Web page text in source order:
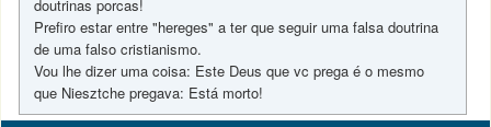
doutrinas porcas!
Prefiro estar entre "hereges" a ter que seguir uma falsa doutrina
de uma falso cristianismo.
Vou lhe dizer uma coisa: Este Deus que vc prega é o mesmo
que Niesztche pregava: Está morto!